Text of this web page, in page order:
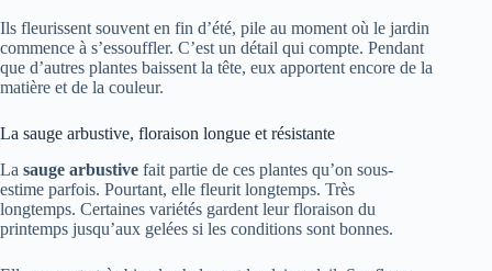
Ils fleurissent souvent en fin d’été, pile au moment où le jardin
commence à s’essouffler. C’est un détail qui compte. Pendant
que d’autres plantes baissent la tête, eux apportent encore de la
matière et de la couleur.
La sauge arbustive, floraison longue et résistante
La sauge arbustive fait partie de ces plantes qu’on sous-
estime parfois. Pourtant, elle fleurit longtemps. Très
longtemps. Certaines variétés gardent leur floraison du
printemps jusqu’aux gelées si les conditions sont bonnes.